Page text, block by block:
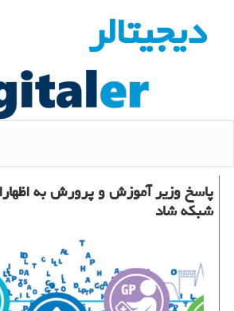
دیجیتالر
پاسخ وزیر آموزش و پرورش به
شبكه شاد